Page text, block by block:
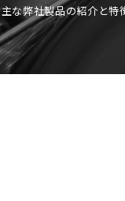
主な弊社製品の紹介と特